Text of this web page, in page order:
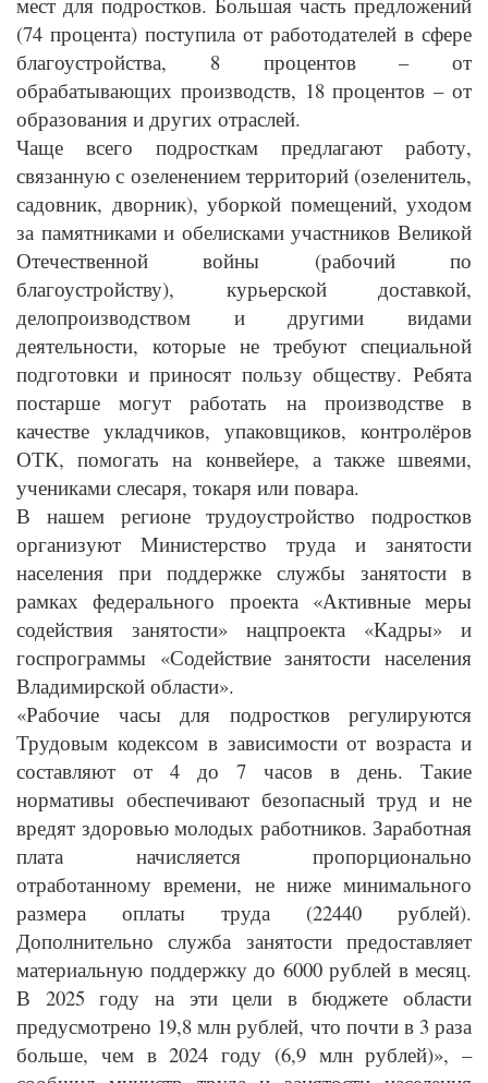
(74 процента) поступила от работодателей в сфере
благоустройства, 8 процентов – от
обрабатывающих производств, 18 процентов – от
образования и других отраслей.
Чаще всего подросткам предлагают работу,
связанную с озеленением территорий (озеленитель,
садовник, дворник), уборкой помещений, уходом
за памятниками и обелисками участников Великой
Отечественной войны (рабочий по
благоустройству), курьерской доставкой,
делопроизводством и другими видами
деятельности, которые не требуют специальной
подготовки и приносят пользу обществу. Ребята
постарше могут работать на производстве в
качестве укладчиков, упаковщиков, контролёров
ОТК, помогать на конвейере, а также швеями,
учениками слесаря, токаря или повара.
В нашем регионе трудоустройство подростков
организуют Министерство труда и занятости
населения при поддержке службы занятости в
рамках федерального проекта «Активные меры
содействия занятости» нацпроекта «Кадры» и
госпрограммы «Содействие занятости населения
Владимирской области».
«Рабочие часы для подростков регулируются
Трудовым кодексом в зависимости от возраста и
составляют от 4 до 7 часов в день. Такие
нормативы обеспечивают безопасный труд и не
вредят здоровью молодых работников. Заработная
плата начисляется пропорционально
отработанному времени, не ниже минимального
размера оплаты труда (22440 рублей).
Дополнительно служба занятости предоставляет
материальную поддержку до 6000 рублей в месяц.
В 2025 году на эти цели в бюджете области
предусмотрено 19,8 млн рублей, что почти в 3 раза
больше, чем в 2024 году (6,9 млн рублей)», –